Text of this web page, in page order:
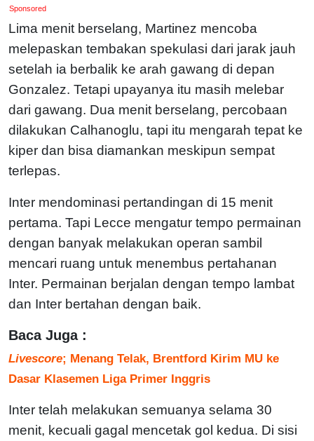
Sponsored
Lima menit berselang, Martinez mencoba
melepaskan tembakan spekulasi dari jarak jauh
setelah ia berbalik ke arah gawang di depan
Gonzalez. Tetapi upayanya itu masih melebar
dari gawang. Dua menit berselang, percobaan
dilakukan Calhanoglu, tapi itu mengarah tepat ke
kiper dan bisa diamankan meskipun sempat
terlepas.
Inter mendominasi pertandingan di 15 menit
pertama. Tapi Lecce mengatur tempo permainan
dengan banyak melakukan operan sambil
mencari ruang untuk menembus pertahanan
Inter. Permainan berjalan dengan tempo lambat
dan Inter bertahan dengan baik.
Baca Juga :
Livescore; Menang Telak, Brentford Kirim MU ke
Dasar Klasemen Liga Primer Inggris
Inter telah melakukan semuanya selama 30
menit, kecuali gagal mencetak gol kedua. Di sisi